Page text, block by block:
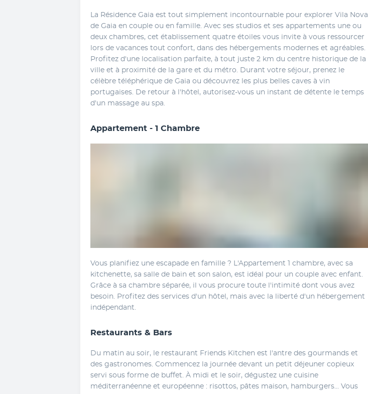
La Résidence Gaia est tout simplement incontournable pour explorer Vila Nova
de Gaia en couple ou en famille. Avec ses studios et ses appartements une ou
deux chambres, cet établissement quatre étoiles vous invite à vous ressourcer
lors de vacances tout confort, dans des hébergements modernes et agréables.
Profitez d'une localisation parfaite, à tout juste 2 km du centre historique de la
ville et à proximité de la gare et du métro. Durant votre séjour, prenez le
célèbre téléphérique de Gaia ou découvrez les plus belles caves à vin
portugaises. De retour à l'hôtel, autorisez-vous un instant de détente le temps
d'un massage au spa.
Appartement - 1 Chambre
Vous planifiez une escapade en famille ? L'Appartement 1 chambre, avec sa
kitchenette, sa salle de bain et son salon, est idéal pour un couple avec enfant.
Grâce à sa chambre séparée, il vous procure toute l'intimité dont vous avez
besoin. Profitez des services d'un hôtel, mais avec la liberté d'un hébergement
indépendant.
Restaurants & Bars
Du matin au soir, le restaurant Friends Kitchen est l'antre des gourmands et
des gastronomes. Commencez la journée devant un petit déjeuner copieux
servi sous forme de buffet. À midi et le soir, dégustez une cuisine
méditerranéenne et européenne : risottos, pâtes maison, hamburgers... Vous